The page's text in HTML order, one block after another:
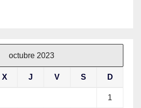
octubre 2023
X J V S D
1